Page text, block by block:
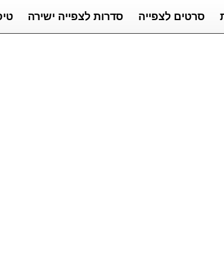
סרטים לצפייה סדרות לצפייה ישירה